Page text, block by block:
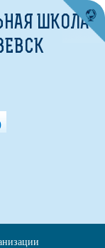
ШКОЛА